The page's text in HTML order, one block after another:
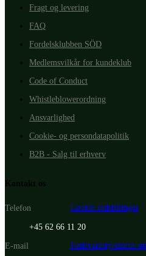
Fragt og levering
FAQ
Fordelsklubben SÖD
Medlemsvilkår for kundeklub
Code of Conduct
Whistleblowerordning
Ansvarlighed
Cookie- og persondatapolitik
B2B - Salg til erhverv
Kontakt os
Telefon
+45 62 66 11 20
E-mail
Cookie indstillinger
Fødevarestyrelsens